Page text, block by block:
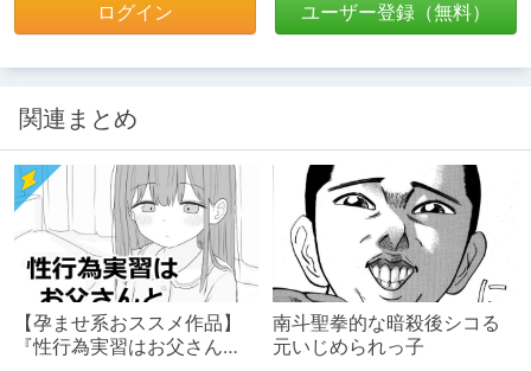
ログイン ユーザー登録（無料）
関連まとめ
【孕ませ系おススメ作品】
『性行為実習はお父さん
南斗聖拳的な暗殺後シコる
元いじめられっ子